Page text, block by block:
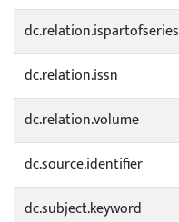
dc.relation.ispartofseries
dc.relation.issn
dc.relation.volume
dc.source.identifier
dc.subject.keyword